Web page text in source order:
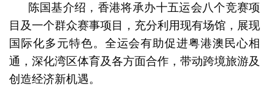
陈国基介绍，香港将承办十五运会八个竞赛项
目及一个群众赛事项目，充分利用现有场馆，展现
国际化多元特色。全运会有助促进粤港澳民心相
通，深化湾区体育及各方面合作，带动跨境旅游及
创造经济新机遇。